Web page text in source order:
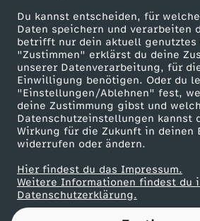
Du kannst entscheiden, für
Daten speichern und verarbeiten
betrifft nur dein aktuell genutztes
"Zustimmen" erklärst du deine
unserer Datenverarbeitung, für
Einwilligung benötigen. Oder du
"Einstellungen/Ablehnen" fest,
deine Zustimmung gibst und
Datenschutzeinstellungen kannst
Wirkung für die Zukunft in deinen
widerrufen oder ändern.
Hier findest du das Impressum.
Weitere Informationen findest du
Datenschutzerklärung.
r
:
D
i
e
w
ZDF goes Schule
Werbefernsehen
Mainzelmännchen
Partner